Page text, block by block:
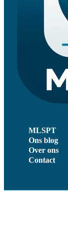
MLSPT
Ons blog
Over ons
Contact